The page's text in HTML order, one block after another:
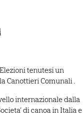
tenutesi un
Canottieri Comunali .
internazionale dalla
di canoa in Italia e